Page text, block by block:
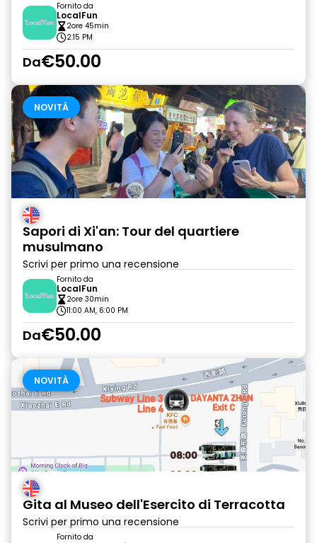
Fornito da
LocalFun
2ore 45min
2:15 PM
Da€50.00
NOVITÀ
Sapori di Xi'an: Tour del quartiere
musulmano
Scrivi per primo una recensione
Fornito da
LocalFun
2ore 30min
11:00 AM, 6:00 PM
Da€50.00
NOVITÀ
Gita al Museo dell'Esercito di Terracotta
Scrivi per primo una recensione
Fornito da